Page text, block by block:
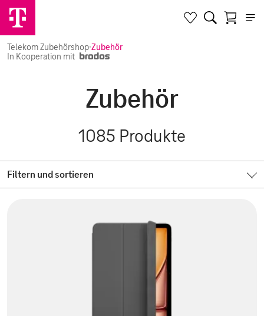
Telekom Zubehörshop·Zubehör
In Kooperation mit
Zubehör
1085 Produkte
Filtern und sortieren